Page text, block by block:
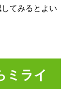
てみるとよい
ミライ